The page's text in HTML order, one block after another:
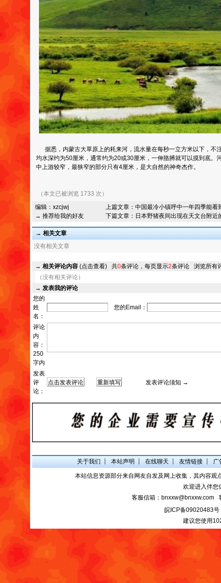
据悉，内蒙古大草原上的耗来河，流水量在每秒一立方米以下，不
均水深约为50厘米，通常约为20或30厘米，一伸胳膊就可以摸到底。
中上游较窄，最狭窄的部分只有4厘米，是大自然的神奇杰作。
（本文已被浏览 1733 次）
编辑： xzcjwj
→ 推荐给我的好友
上篇文章： 中国最冷小镇呼中一年四季能看
下篇文章： 日本野猪夜间出现在天文台附近
→ 相关文章
没有相关文章
→ 相关评论内容 (点击查看) 共0条评论，每页显示2条评论 浏览所有
（没有相关评论）
→ 发表我的评论
您的
姓
名：
您的Email：
评论
内
容：
250
字内
发表
评
论：
发表评论须知 →
关于我们 ┋ 本站声明 ┋ 在线聊天 ┋ 友情链接 ┋ 广
本站信息资源部分来自网友自发及网上收集，其内容
欢迎进入伴您
客服信箱：bnxxw@bnxxw.com
皖ICP备09020483号
建议您使用